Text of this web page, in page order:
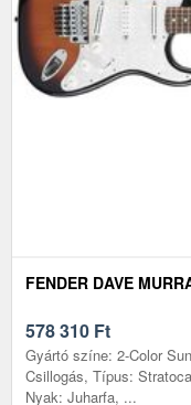
FENDER DAVE
578 310 Ft
Gyártó színe: 2-Color
Csillogás, Típus:
Nyak: Juharfa, ...